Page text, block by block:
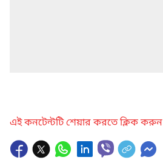
এই কনটেন্টটি শেয়ার করতে ক্লিক করুন